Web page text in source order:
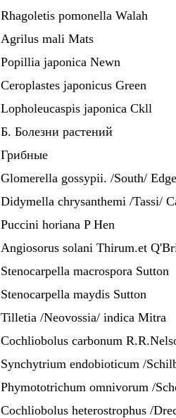
Rhagoletis pomonella Walah
Agrilus mali Mats
Popillia japonica Newn
Ceroplastes japonicus Green
Lopholeucaspis japonica Ckll
Б. Болезни растений
Грибные
Glomerella gossypii. /South/
Didymella chrysanthemi /Tassi/
Puccini horiana P Hen
Angiosorus solani Thirum.et
Stenocarpella macrospora Sutton
Stenocarpella maydis Sutton
Tilletia /Neovossia/ indica Mitra
Cochliobolus carbonum
Synchytrium endobioticum /
Phymototrichum omnivorum /
Cochliobolus heterostrophus /